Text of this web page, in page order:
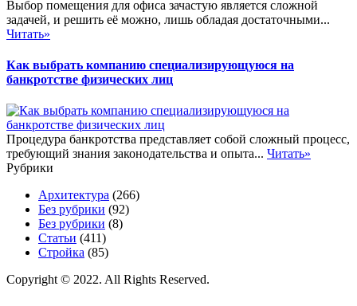
Выбор помещения для офиса зачастую является сложной
задачей, и решить её можно, лишь обладая достаточными...
Читать»
Как выбрать компанию специализирующуюся на
банкротстве физических лиц
Процедура банкротства представляет собой сложный процесс,
требующий знания законодательства и опыта... Читать»
Рубрики
Архитектура (266)
Без рубрики (92)
Без рубрики (8)
Статьи (411)
Стройка (85)
Copyright © 2022. All Rights Reserved.